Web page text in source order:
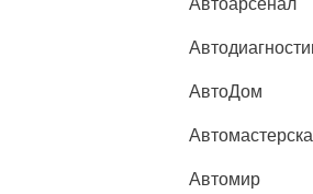
АвтоДом
Автомир